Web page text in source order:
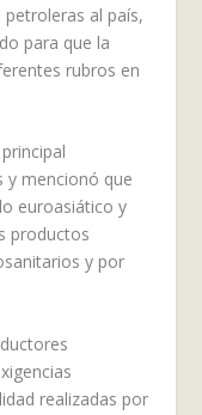
al país,
para que la
rubros en
y mencionó que
euroasiático y
productos
y por
realizadas por